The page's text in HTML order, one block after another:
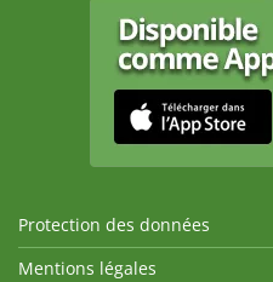
Protection des données
Mentions légales